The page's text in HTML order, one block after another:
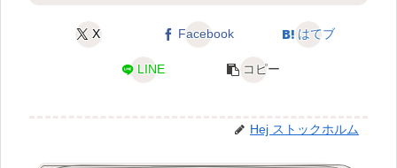
X Facebook はてブ
LINE コピー
Hej ストックホルム